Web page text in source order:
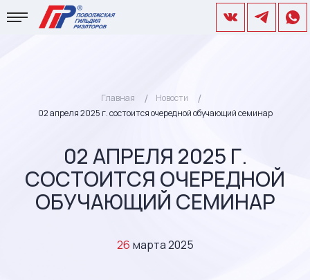
Главная
Новости
02 апреля 2025 г. состоится очередной обучающий семинар
02 АПРЕЛЯ 2025 Г.
СОСТОИТСЯ ОЧЕРЕДНОЙ
ОБУЧАЮЩИЙ СЕМИНАР
26 марта 2025